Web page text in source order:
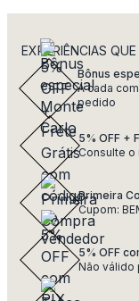
EXPERIÊNCIAS
Bônus
A cada
pedido
5% OFF +
Consulte o
Primeira
Cupom:
5% OFF
Não válido